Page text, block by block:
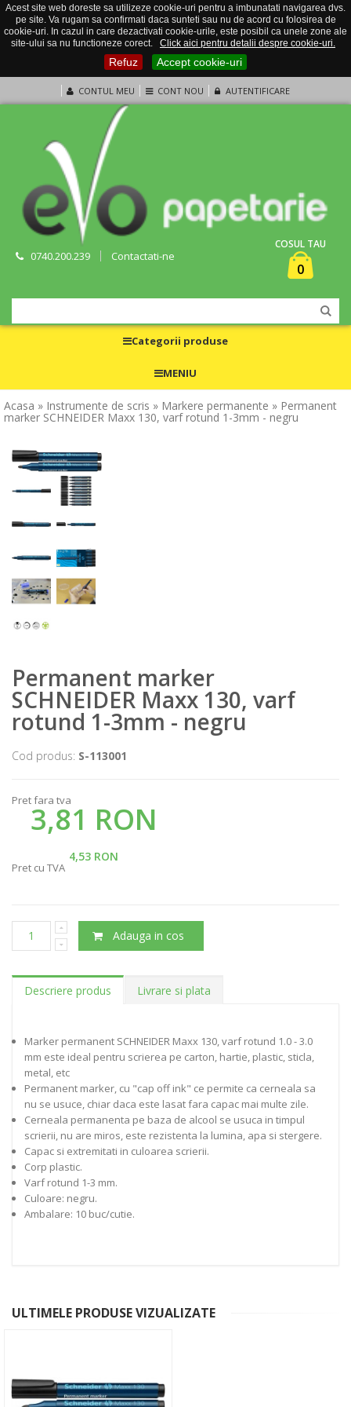
Acest site web doreste sa utilizeze cookie-uri pentru a imbunatati navigarea dvs.
pe site. Va rugam sa confirmati daca sunteti sau nu de acord cu folosirea de
cookie-uri. In cazul in care dezactivati cookie-urile, este posibil ca unele zone ale
site-ului sa nu functioneze corect.
Click aici pentru detalii despre cookie-uri.
Refuz Accept cookie-uri
CONTUL MEU CONT NOU AUTENTIFICARE
0740.200.239 Contactati-ne
COSUL TAU
0
Categorii produse
MENIU
Acasa » Instrumente de scris » Markere permanente » Permanent
marker SCHNEIDER Maxx 130, varf rotund 1-3mm - negru
Permanent marker
SCHNEIDER Maxx 130, varf
rotund 1-3mm - negru
Cod produs: S-113001
Pret fara tva
3,81 RON
4,53 RON
Pret cu TVA
Adauga in cos
Descriere produs Livrare si plata
Marker permanent SCHNEIDER Maxx 130, varf rotund 1.0 - 3.0
mm este ideal pentru scrierea pe carton, hartie, plastic, sticla,
metal, etc
Permanent marker, cu "cap off ink" ce permite ca cerneala sa
nu se usuce, chiar daca este lasat fara capac mai multe zile.
Cerneala permanenta pe baza de alcool se usuca in timpul
scrierii, nu are miros, este rezistenta la lumina, apa si stergere.
Capac si extremitati in culoarea scrierii.
Corp plastic.
Varf rotund 1-3 mm.
Culoare: negru.
Ambalare: 10 buc/cutie.
ULTIMELE PRODUSE VIZUALIZATE